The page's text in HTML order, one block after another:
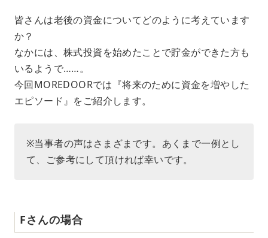
皆さんは老後の資金についてどのように考えています
か？
なかには、株式投資を始めたことで貯金ができた方も
いるようで……。
今回MOREDOORでは『将来のために資金を増やした
エピソード』をご紹介します。
※当事者の声はさまざまです。あくまで一例とし
て、ご参考にして頂ければ幸いです。
Fさんの場合